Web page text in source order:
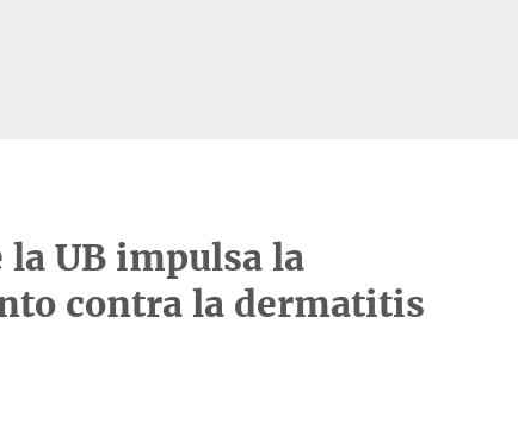
UB impulsa la
contra la dermatitis